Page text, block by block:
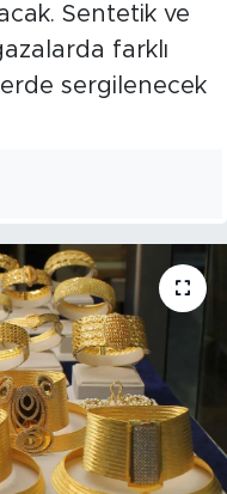
Sentetik ve
farklı
sergilenecek